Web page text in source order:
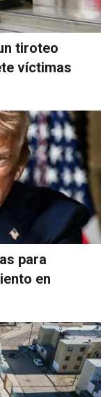
tiroteo
víctimas
para
en